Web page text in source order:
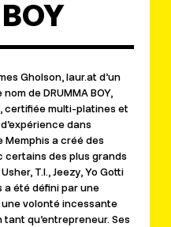
Gholson, laur.at d’un
de DRUMMA BOY,
certifiée multi-platines et
dans
Memphis a créé des
certains des plus grands
T.I., Jeezy, Yo Gotti
a été défini par une
volonté incessante
tant qu’entrepreneur. Ses